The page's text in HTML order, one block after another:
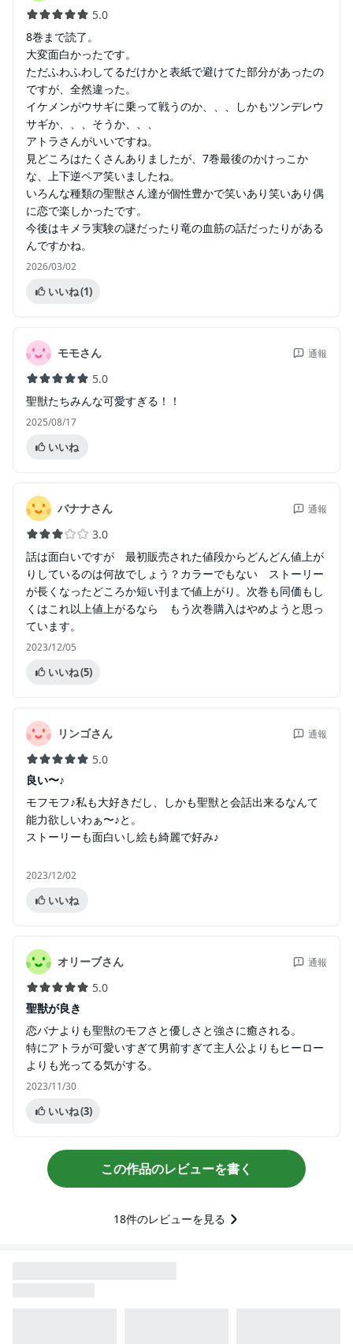
5.0
8巻まで読了。
大変面白かったです。
ただふわふわしてるだけかと表紙で避けてた部分があったの
ですが、全然違った。
イケメンがウサギに乗って戦うのか、、、しかもツンデレウ
サギか、、、そうか、、、
アトラさんがいいですね。
見どころはたくさんありましたが、7巻最後のかけっこか
な、上下逆ペア笑いましたね。
いろんな種類の聖獣さん達が個性豊かで笑いあり笑いあり偶
に恋で楽しかったです。
今後はキメラ実験の謎だったり竜の血筋の話だったりがある
んですかね。
2026/03/02
いいね(1)
モモさん 通報
5.0
聖獣たちみんな可愛すぎる！！
2025/08/17
いいね
バナナさん 通報
3.0
話は面白いですが 最初販売された値段からどんどん値上が
りしているのは何故でしょう？カラーでもない ストーリー
が長くなったどころか短い刊まで値上がり。次巻も同価もし
くはこれ以上値上がるなら もう次巻購入はやめようと思っ
ています。
2023/12/05
いいね(5)
リンゴさん 通報
5.0
良い〜♪
モフモフ♪私も大好きだし、しかも聖獣と会話出来るなんて
能力欲しいわぁ〜♪と。
ストーリーも面白いし絵も綺麗で好み♪
2023/12/02
いいね
オリーブさん 通報
5.0
聖獣が良き
恋バナよりも聖獣のモフさと優しさと強さに癒される。
特にアトラが可愛いすぎて男前すぎて主人公よりもヒーロー
よりも光ってる気がする。
2023/11/30
いいね(3)
この作品のレビューを書く
18件のレビューを見る